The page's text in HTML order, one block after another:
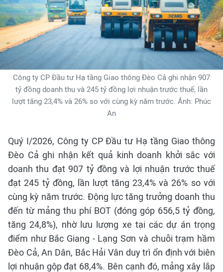
Công ty CP Đầu tư Hạ tầng Giao thông Đèo Cả ghi nhận 907
tỷ đồng doanh thu và 245 tỷ đồng lợi nhuận trước thuế, lần
lượt tăng 23,4% và 26% so với cùng kỳ năm trước. Ảnh: Phúc
An
Quý I/2026, Công ty CP Đầu tư Hạ tầng Giao thông
Đèo Cả ghi nhận kết quả kinh doanh khởi sắc với
doanh thu đạt 907 tỷ đồng và lợi nhuận trước thuế
đạt 245 tỷ đồng, lần lượt tăng 23,4% và 26% so với
cùng kỳ năm trước. Động lực tăng trưởng doanh thu
đến từ mảng thu phí BOT (đóng góp 656,5 tỷ đồng,
tăng 24,8%), nhờ lưu lượng xe tại các dự án trọng
điểm như Bắc Giang - Lạng Sơn và chuỗi trạm hầm
Đèo Cả, An Dân, Bắc Hải Vân duy trì ổn định với biên
lợi nhuận gộp đạt 68,4%. Bên cạnh đó, mảng xây lắp